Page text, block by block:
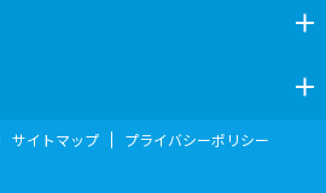
サイトマップ プライバシーポリシー